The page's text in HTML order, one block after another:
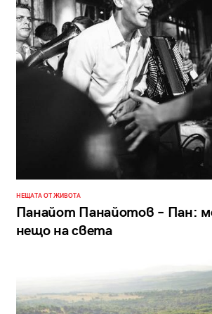
НЕЩАТА ОТ ЖИВОТА
Панайот Панайотов – Пан:
нещо на света